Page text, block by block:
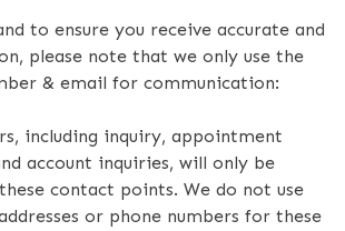
to ensure you receive accurate and
please note that we only use the
& email for communication:
including inquiry, appointment
account inquiries, will only be
contact points. We do not use
or phone numbers for these